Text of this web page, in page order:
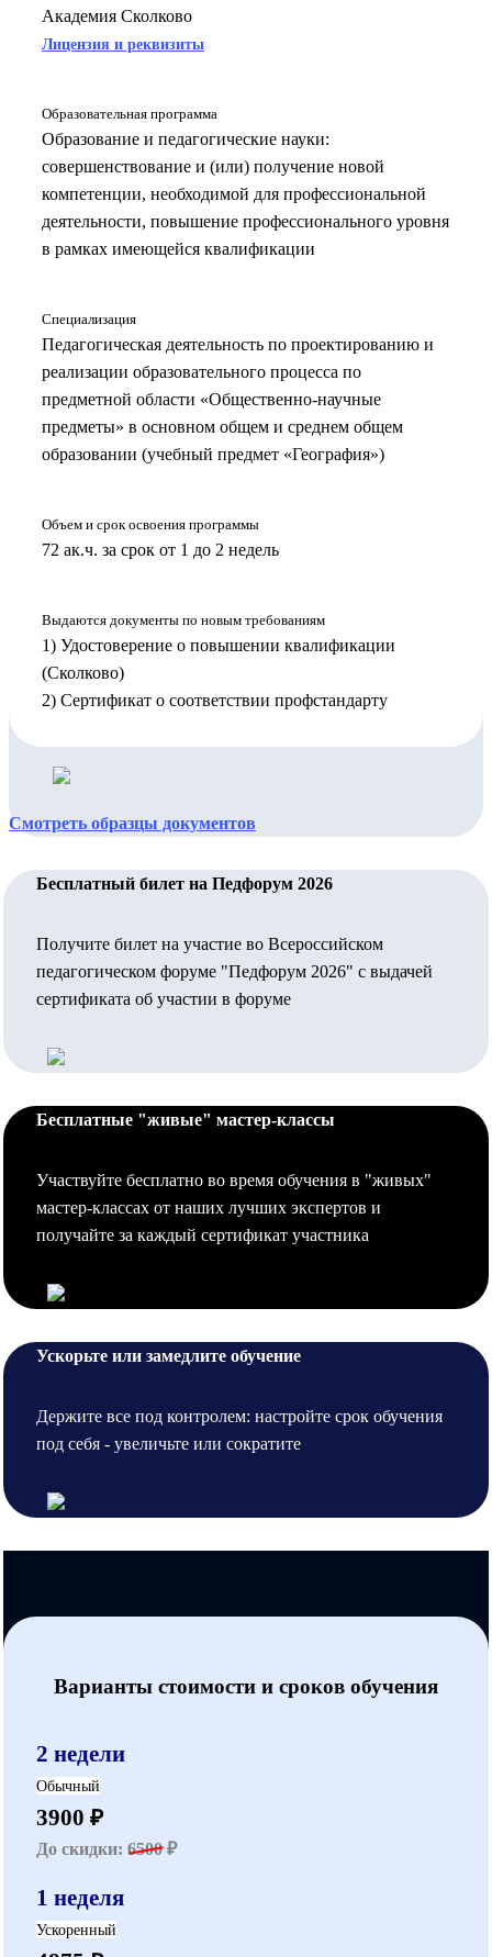
Академия Сколково
Лицензия и реквизиты
Образовательная программа
Образование и педагогические науки:
совершенствование и (или) получение новой
компетенции, необходимой для профессиональной
деятельности, повышение профессионального уровня
в рамках имеющейся квалификации
Специализация
Педагогическая деятельность по проектированию и
реализации образовательного процесса по
предметной области «Общественно-научные
предметы» в основном общем и среднем общем
образовании (учебный предмет «География»)
Объем и срок освоения программы
72 ак.ч. за срок от 1 до 2 недель
Выдаются документы по новым требованиям
1) Удостоверение о повышении квалификации
(Сколково)
2) Сертификат о соответствии профстандарту
Смотреть образцы документов
Бесплатный билет на Педфорум 2026
Получите билет на участие во Всероссийском
педагогическом форуме "Педфорум 2026" с выдачей
сертификата об участии в форуме
Бесплатные "живые" мастер-классы
Участвуйте бесплатно во время обучения в "живых"
мастер-классах от наших лучших экспертов и
получайте за каждый сертификат участника
Ускорьте или замедлите обучение
Держите все под контролем: настройте срок обучения
под себя - увеличьте или сократите
Варианты стоимости и сроков обучения
2 недели
Обычный
3900 ₽
До скидки: 6500₽
1 неделя
Ускоренный